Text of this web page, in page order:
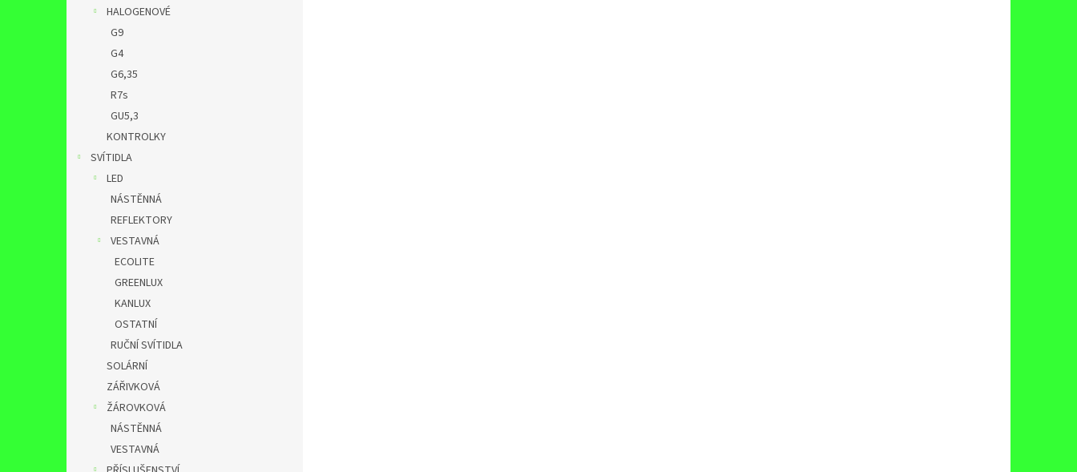
HALOGENOVÉ
G9
G4
G6,35
R7s
GU5,3
KONTROLKY
SVÍTIDLA
LED
NÁSTĚNNÁ
REFLEKTORY
VESTAVNÁ
ECOLITE
GREENLUX
KANLUX
OSTATNÍ
RUČNÍ SVÍTIDLA
SOLÁRNÍ
ZÁŘIVKOVÁ
ŽÁROVKOVÁ
NÁSTĚNNÁ
VESTAVNÁ